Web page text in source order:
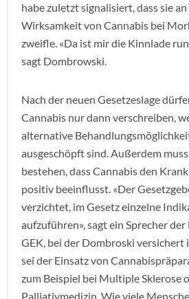
habe zuletzt signalisiert, dass sie
Wirksamkeit von Cannabis bei
zweifle. «Da ist mir die Kinnlade
sagt Dombrowski.
Nach der neuen Gesetzeslage
Cannabis nur dann verschreiben,
alternative
ausgeschöpft sind. Außerdem
bestehen, dass Cannabis den
positiv beeinflusst. «Der
verzichtet, im Gesetz einzelne
aufzuführen», sagt ein Sprecher der
GEK, bei der Dombroski versichert
sei der Einsatz von
zum Beispiel bei Multiple Sklerose
Palliativmedizin. Wie viele